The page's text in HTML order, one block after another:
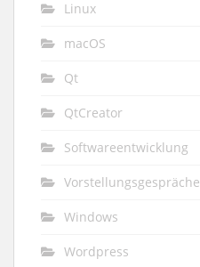
Linux
macOS
Qt
QtCreator
Softwareentwicklung
Vorstellungsgespräche
Windows
Wordpress